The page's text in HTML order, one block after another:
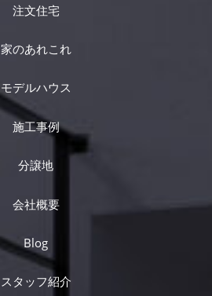
注文住宅
家のあれこれ
モデルハウス
施工事例
分譲地
会社概要
Blog
スタッフ紹介